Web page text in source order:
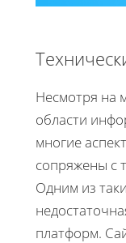
Несмотря на
области
многие
сопряжены с
Одним из
платформ.